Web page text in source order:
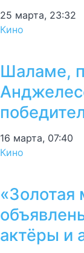
25 марта, 23:32
Кино
Шаламе,
16 марта, 07:40
Кино
«Золотая
актёры и